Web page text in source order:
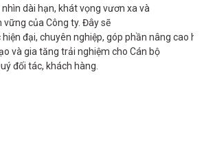
dài hạn, khát vọng vươn xa và
của Công ty. Đây sẽ
hiện đại, chuyên nghiệp, góp phần nâng cao
và gia tăng trải nghiệm cho Cán bộ
đối tác, khách hàng.